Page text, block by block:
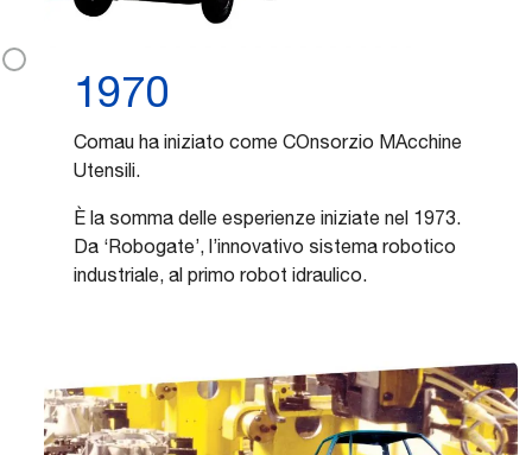
1970
Comau ha iniziato come COnsorzio MAcchine
Utensili.
È la somma delle esperienze iniziate nel 1973.
Da ‘Robogate’, l’innovativo sistema robotico
industriale, al primo robot idraulico.